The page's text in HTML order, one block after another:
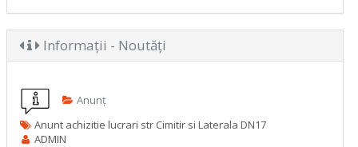
Informații - Noutăți
Anunț
Anunt achizitie lucrari str Cimitir si Laterala DN17
ADMIN